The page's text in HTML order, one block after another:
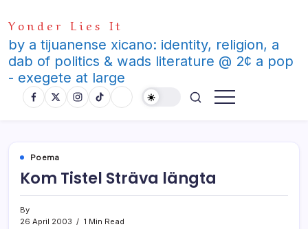
to
content
Yonder Lies It
by a tijuanense xicano: identity, religion, a
dab of politics & wads literature @ 2¢ a pop
- exegete at large
Poema
Kom Tistel Sträva längta
By
26 April 2003
1 Min Read